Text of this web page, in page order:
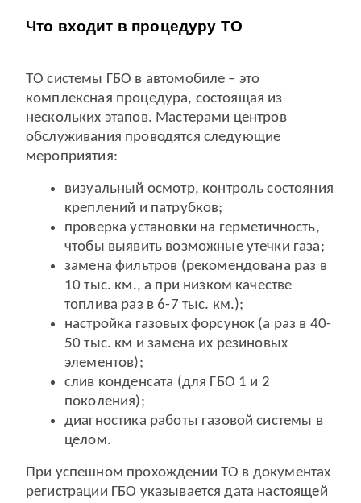
Что входит в процедуру ТО
ТО системы ГБО в автомобиле – это
комплексная процедура, состоящая из
нескольких этапов. Мастерами центров
обслуживания проводятся следующие
мероприятия:
визуальный осмотр, контроль состояния
креплений и патрубков;
проверка установки на герметичность,
чтобы выявить возможные утечки газа;
замена фильтров (рекомендована раз в
10 тыс. км., а при низком качестве
топлива раз в 6-7 тыс. км.);
настройка газовых форсунок (а раз в 40-
50 тыс. км и замена их резиновых
элементов);
слив конденсата (для ГБО 1 и 2
поколения);
диагностика работы газовой системы в
целом.
При успешном прохождении ТО в документах
регистрации ГБО указывается дата настоящей